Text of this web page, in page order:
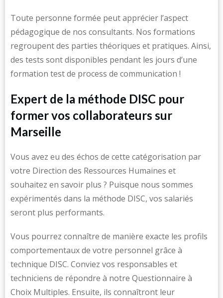
Toute personne formée peut apprécier l’aspect
pédagogique de nos consultants. Nos formations
regroupent des parties théoriques et pratiques. Ainsi,
des tests sont disponibles pendant les jours d’une
formation test de process de communication !
Expert de la méthode DISC pour
former vos collaborateurs sur
Marseille
Vous avez eu des échos de cette catégorisation par
votre Direction des Ressources Humaines et
souhaitez en savoir plus ? Puisque nous sommes
expérimentés dans la méthode DISC, vos salariés
seront plus performants.
Vous pourrez connaître de manière exacte les profils
comportementaux de votre personnel grâce à
technique DISC. Conviez vos responsables et
techniciens de répondre à notre Questionnaire à
Choix Multiples. Ensuite, ils connaîtront leur